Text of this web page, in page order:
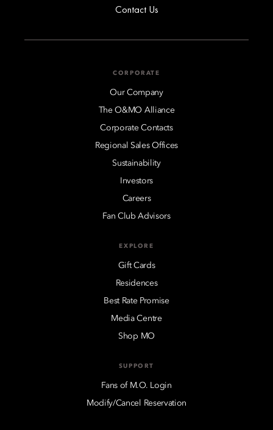
Contact Us
CORPORATE
Our Company
The O&MO Alliance
Corporate Contacts
Regional Sales Offices
Sustainability
Investors
Careers
Fan Club Advisors
EXPLORE
Gift Cards
Residences
Best Rate Promise
Media Centre
Shop MO
SUPPORT
Fans of M.O. Login
Modify/Cancel Reservation